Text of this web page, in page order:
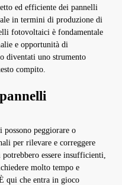
ed efficiente dei pannelli
in termini di produzione di
fotovoltaici è fondamentale
e opportunità di
diventati uno strumento
compito.
peggiorare o
per rilevare e correggere
essere insufficienti,
molto tempo e
qui che entra in gioco